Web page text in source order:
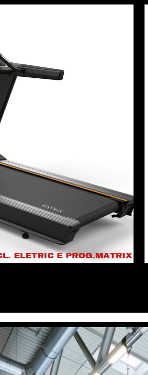
ELETRIC E PROG.MATRIX